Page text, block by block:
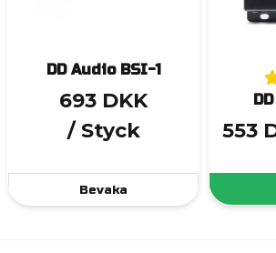
DD Audio BSI-1
693 DKK
/ Styck
Bevaka
553